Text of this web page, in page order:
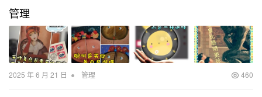
管理
2025 年 6 月 21 日 • 管理 460